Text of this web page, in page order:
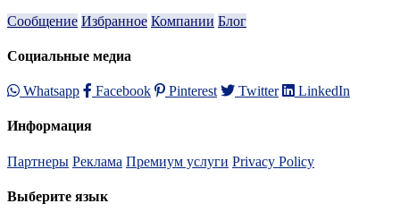
Сообщение Избранное Компании Блог
Социальные медиа
Whatsapp Facebook Pinterest Twitter LinkedIn
Информация
Партнеры Реклама Премиум услуги Privacy Policy
Выберите язык